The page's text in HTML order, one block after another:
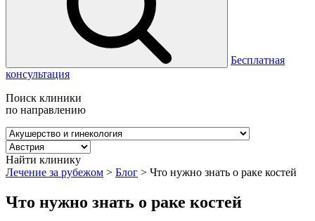
Бесплатная
консультация
Поиск клиники
по направлению
Найти клинику
Лечение за рубежом > Блог > Что нужно знать о раке костей
Что нужно знать о раке костей